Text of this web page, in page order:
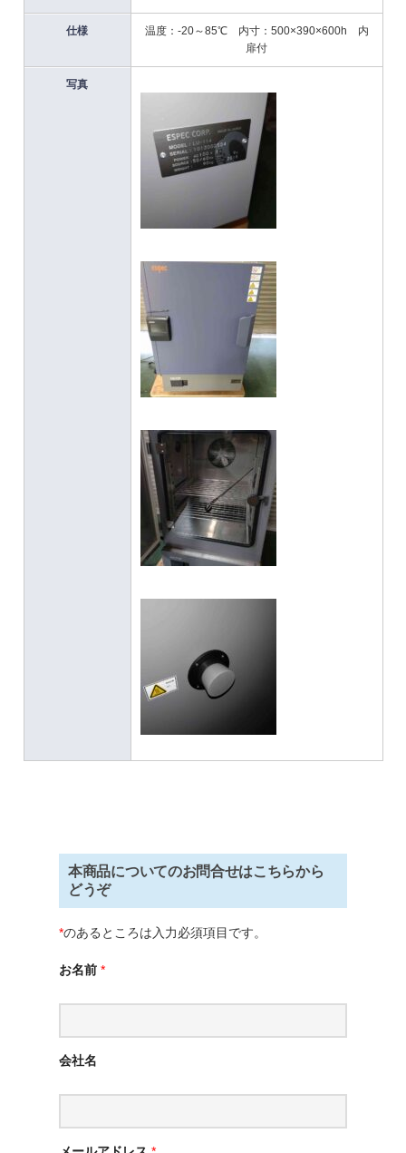
仕様
温度：-20～85℃ 内寸：500×390×600h 内
扉付
写真
本商品についてのお問合せはこちらから
どうぞ
*のあるところは入力必須項目です。
お名前 *
会社名